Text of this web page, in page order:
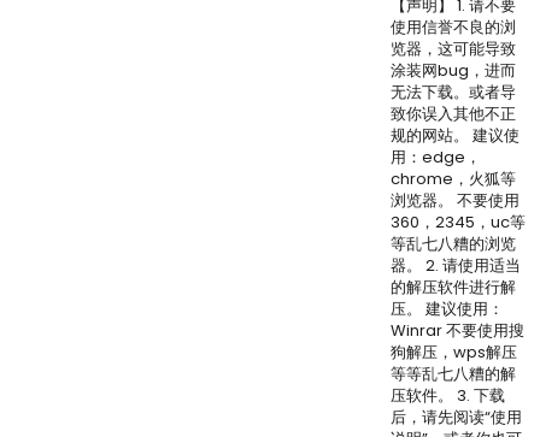
【声明】 1. 请不要
使用信誉不良的浏
览器，这可能导致
涂装网bug，进而
无法下载。或者导
致你误入其他不正
规的网站。 建议使
用：edge，
chrome，火狐等
浏览器。 不要使用
360，2345，uc等
等乱七八糟的浏览
器。 2. 请使用适当
的解压软件进行解
压。 建议使用：
Winrar 不要使用搜
狗解压，wps解压
等等乱七八糟的解
压软件。 3. 下载
后，请先阅读“使用